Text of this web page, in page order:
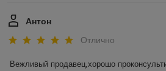
Антон
Отлично
Вежливый продавец,хорошо